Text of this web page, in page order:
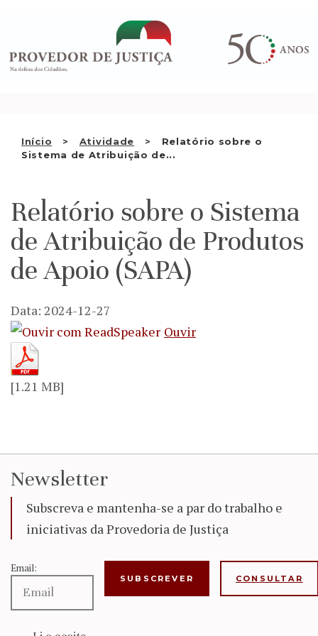
conteúdo
Início Atividade
Relatório sobre o
Sistema de Atribuição de...
QUEM SOMOS
ATIVIDADE
RELAÇÕES INTERNACIONAIS
PT
Relatório sobre o Sistema
de Atribuição de Produtos
de Apoio (SAPA)
Data: 2024-12-27
Ouvir
[1.21 MB]
Newsletter
Subscreva e mantenha-se a par do trabalho e
iniciativas da Provedoria de Justiça
Email:
CONSULTAR